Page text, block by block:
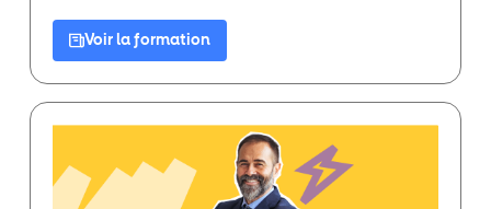
Voir la formation